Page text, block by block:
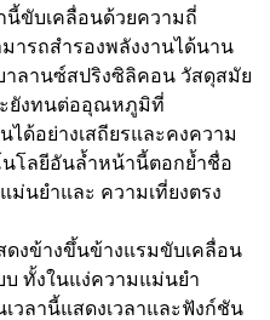
ขับเคลื่อนด้วยความถี่
ารถสำรองพลังงานได้นาน
าลานซ์สปริงซิลิคอน วัสดุสมัย
ยังทนต่ออุณหภูมิที่
ได้อย่างเสถียรและคงความ
นโลยีอันล้ำหน้านี้ตอกย้ำชื่อ
ม่นยำและ ความเที่ยงตรง
งข้างขึ้นข้างแรมขับเคลื่อน
ทั้งในแง่ความแม่นยำ
วลานี้แสดงเวลาและฟังก์ชัน